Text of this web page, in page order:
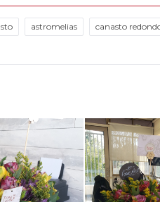
astromelias canasto